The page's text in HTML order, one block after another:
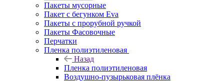
Пакеты мусорные
Пакет с бегунком Eva
Пакеты с прорубной ручкой
Пакеты Фасовочные
Перчатки
Пленка полиэтиленовая
Назад
Пленка полиэтиленовая
Воздушно-пузырьковая плёнка